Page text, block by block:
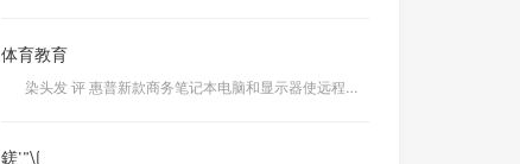
体育教育
染头发 评 惠普新款商务笔记本电脑和显示器使远程工作更轻松
鎈'"\(